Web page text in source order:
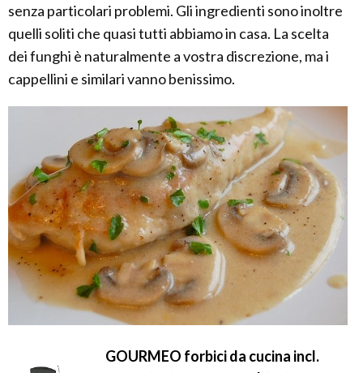
senza particolari problemi. Gli ingredienti sono inoltre
quelli soliti che quasi tutti abbiamo in casa. La scelta
dei funghi è naturalmente a vostra discrezione, ma i
cappellini e similari vanno benissimo.
GOURMEO forbici da cucina incl.